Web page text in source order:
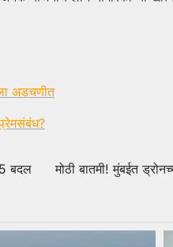
अडचणीत
5 बदल मोठी बातमी! मुंबईत